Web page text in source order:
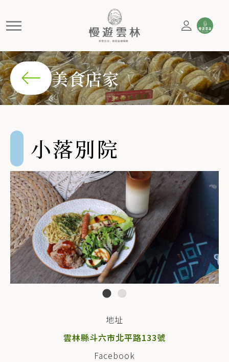
小落別院融合日式雜貨風格與台灣古早味，提供懷舊美食
美食店家
小落別院
地址
雲林縣斗六市北平路133號
Facebook